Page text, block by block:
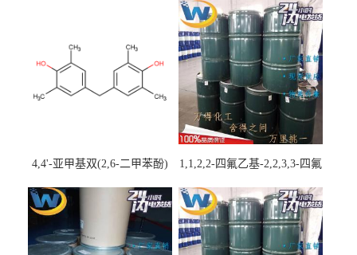
4,4'-亚甲基双(2,6-二甲苯酚)
1,1,2,2-四氟乙基-2,2,3,3-四氟